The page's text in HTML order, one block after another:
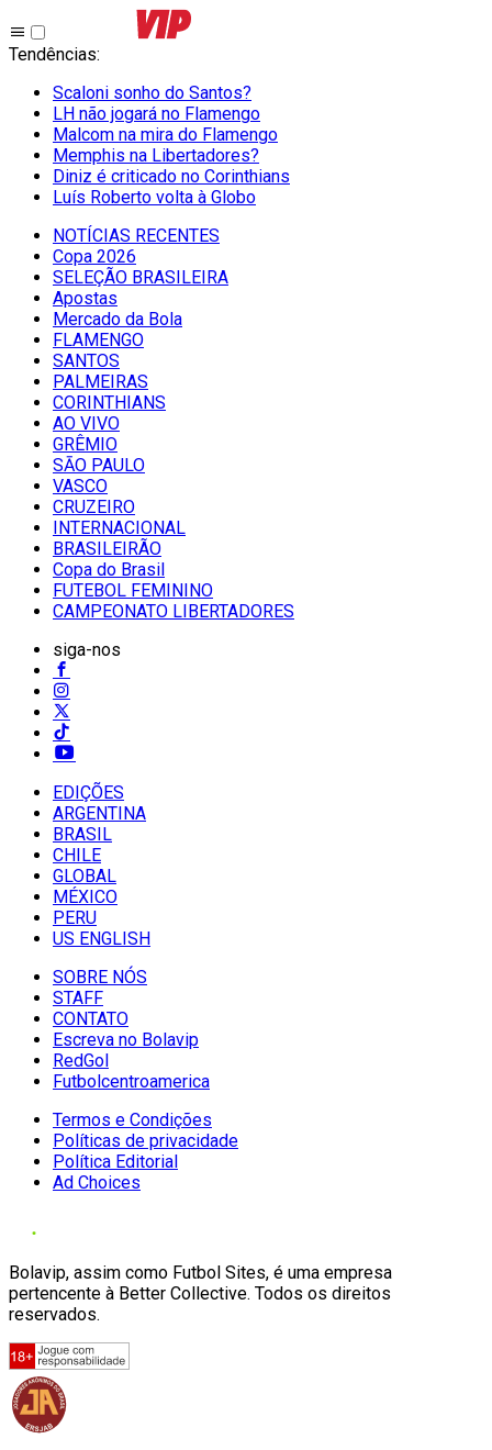
Tendências:
Scaloni sonho do Santos?
LH não jogará no Flamengo
Malcom na mira do Flamengo
Memphis na Libertadores?
Diniz é criticado no Corinthians
Luís Roberto volta à Globo
NOTÍCIAS RECENTES
Copa 2026
SELEÇÃO BRASILEIRA
Apostas
Mercado da Bola
FLAMENGO
SANTOS
PALMEIRAS
CORINTHIANS
AO VIVO
GRÊMIO
SĀO PAULO
VASCO
CRUZEIRO
INTERNACIONAL
BRASILEIRÃO
Copa do Brasil
FUTEBOL FEMININO
CAMPEONATO LIBERTADORES
siga-nos
EDIÇÕES
ARGENTINA
BRASIL
CHILE
GLOBAL
MÉXICO
PERU
US ENGLISH
SOBRE NÓS
STAFF
CONTATO
Escreva no Bolavip
RedGol
Futbolcentroamerica
Termos e Condições
Políticas de privacidade
Política Editorial
Ad Choices
Bolavip, assim como Futbol Sites, é uma empresa
pertencente à Better Collective. Todos os direitos
reservados.